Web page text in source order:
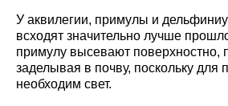
У аквилегии, примулы и
всходят значительно лучше
примулу высевают поверхностно,
заделывая в почву, поскольку для
необходим свет.